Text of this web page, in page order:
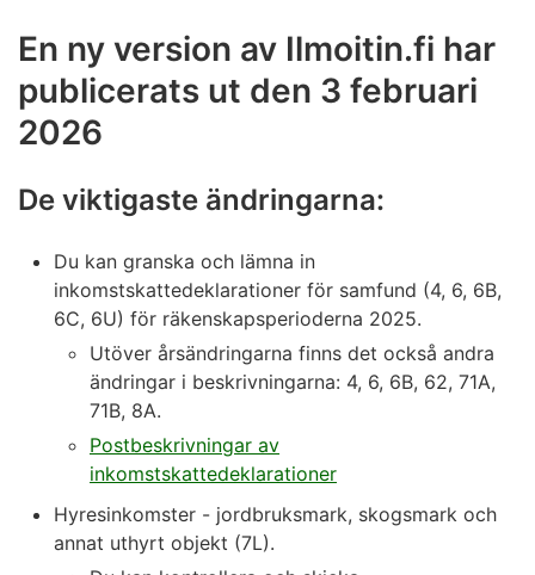
En ny version av Ilmoitin.fi har
publicerats ut den 3 februari
2026
De viktigaste ändringarna:
Du kan granska och lämna in
inkomstskattedeklarationer för samfund (4, 6, 6B,
6C, 6U) för räkenskapsperioderna 2025.
Utöver årsändringarna finns det också andra
ändringar i beskrivningarna: 4, 6, 6B, 62, 71A,
71B, 8A.
Postbeskrivningar av
inkomstskattedeklarationer
Hyresinkomster - jordbruksmark, skogsmark och
annat uthyrt objekt (7L).